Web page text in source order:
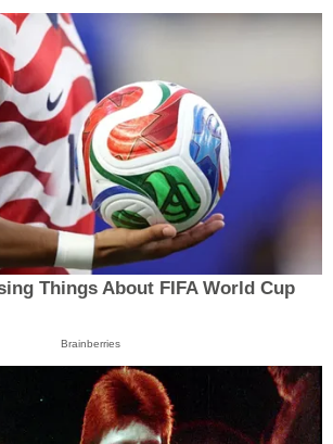
Things About FIFA World Cup
Brainberries